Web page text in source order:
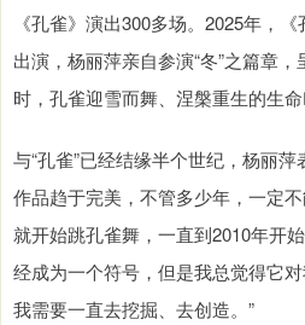
《孔雀》演出300多场。2025年，
出演，杨丽萍亲自参演“冬”之篇章
时，孔雀迎雪而舞、涅槃重生的生命
与“孔雀”已经结缘半个世纪，杨丽
作品趋于完美，不管多少年，一定
就开始跳孔雀舞，一直到2010年开
经成为一个符号，但是我总觉得它
我需要一直去挖掘、去创造。”